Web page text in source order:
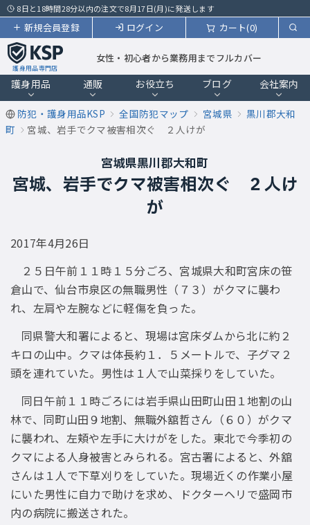
8日と18時間28分以内の注文で8月17日(月)に発送します
カート(0)
ログイン
新規会員登録
護身用品専門店
女性・初心者から業務用までフルカバー
護身用品 通販 お役立ち ブログ 会社案内
防犯・護身用品KSP 全国防犯マップ 宮城県
黒川郡大和
町
宮城、岩手でクマ被害相次ぐ ２人けが
宮城県黒川郡大和町
宮城、岩手でクマ被害相次ぐ ２人け
が
2017年4月26日
２５日午前１１時１５分ごろ、宮城県大和町宮床の笹
倉山で、仙台市泉区の無職男性（７３）がクマに襲わ
れ、左肩や左腕などに軽傷を負った。
同県警大和署によると、現場は宮床ダムから北に約２
キロの山中。クマは体長約１．５メートルで、子グマ２
頭を連れていた。男性は１人で山菜採りをしていた。
同日午前１１時ごろには岩手県山田町山田１地割の山
林で、同町山田９地割、無職外舘哲さん（６０）がクマ
に襲われ、左頬や左手に大けがをした。東北で今季初の
クマによる人身被害とみられる。宮古署によると、外舘
さんは１人で下草刈りをしていた。現場近くの作業小屋
にいた男性に自力で助けを求め、ドクターヘリで盛岡市
内の病院に搬送された。